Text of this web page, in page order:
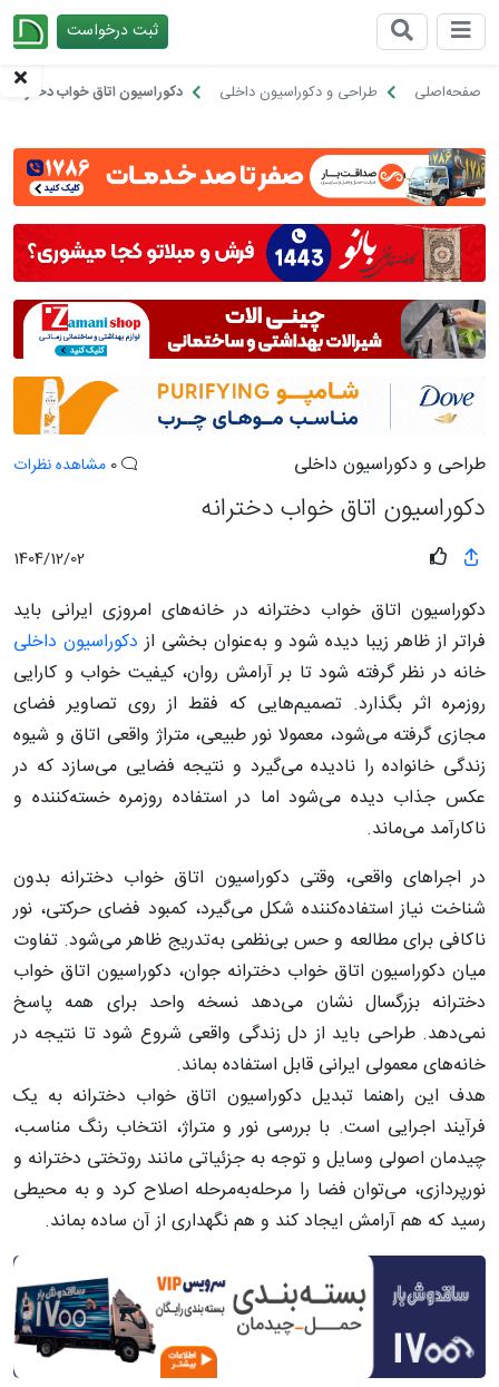
ثبت درخواست
صفحه‌اصلی طراحی و دکوراسیون داخلی دکوراسیون اتاق خواب دخترانه
طراحی و دکوراسیون داخلی مشاهده نظرات
دکوراسیون اتاق خواب دخترانه
1404/12/02
دکوراسیون اتاق خواب دخترانه در خانه‌های امروزی ایرانی باید
فراتر از ظاهر زیبا دیده شود و به‌عنوان بخشی از دکوراسیون داخلی
خانه در نظر گرفته شود تا بر آرامش روان، کیفیت خواب و کارایی
روزمره اثر بگذارد. تصمیم‌هایی که فقط از روی تصاویر فضای
مجازی گرفته می‌شود، معمولا نور طبیعی، متراژ واقعی اتاق و شیوه
زندگی خانواده را نادیده می‌گیرد و نتیجه فضایی می‌سازد که در
عکس جذاب دیده می‌شود اما در استفاده روزمره خسته‌کننده و
ناکارآمد می‌ماند.
در اجراهای واقعی، وقتی دکوراسیون اتاق خواب دخترانه بدون
شناخت نیاز استفاده‌کننده شکل می‌گیرد، کمبود فضای حرکتی، نور
ناکافی برای مطالعه و حس بی‌نظمی به‌تدریج ظاهر می‌شود. تفاوت
میان دکوراسیون اتاق خواب دخترانه جوان، دکوراسیون اتاق خواب
دخترانه بزرگسال نشان می‌دهد نسخه واحد برای همه پاسخ
نمی‌دهد. طراحی باید از دل زندگی واقعی شروع شود تا نتیجه در
خانه‌های معمولی ایرانی قابل استفاده بماند.
هدف این راهنما تبدیل دکوراسیون اتاق خواب دخترانه به یک
فرآیند اجرایی است. با بررسی نور و متراژ، انتخاب رنگ مناسب،
چیدمان اصولی وسایل و توجه به جزئیاتی مانند روتختی دخترانه و
نورپردازی، می‌توان فضا را مرحله‌به‌مرحله اصلاح کرد و به محیطی
رسید که هم آرامش ایجاد کند و هم نگهداری از آن ساده بماند.